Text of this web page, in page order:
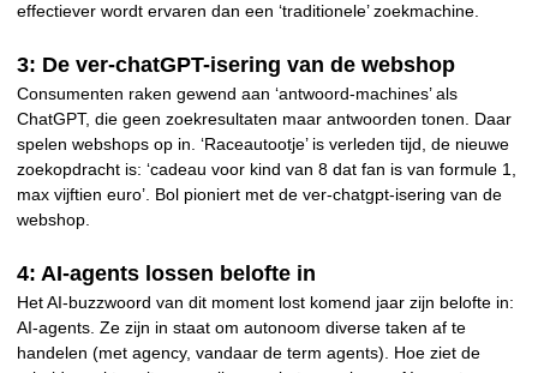
effectiever wordt ervaren dan een ‘traditionele’ zoekmachine.
3: De ver-chatGPT-isering van de webshop
Consumenten raken gewend aan ‘antwoord-machines’ als
ChatGPT, die geen zoekresultaten maar antwoorden tonen. Daar
spelen webshops op in. ‘Raceautootje’ is verleden tijd, de nieuwe
zoekopdracht is: ‘cadeau voor kind van 8 dat fan is van formule 1,
max vijftien euro’. Bol pioniert met de ver-chatgpt-isering van de
webshop.
4: AI-agents lossen belofte in
Het AI-buzzwoord van dit moment lost komend jaar zijn belofte in:
AI-agents. Ze zijn in staat om autonoom diverse taken af te
handelen (met agency, vandaar de term agents). Hoe ziet de